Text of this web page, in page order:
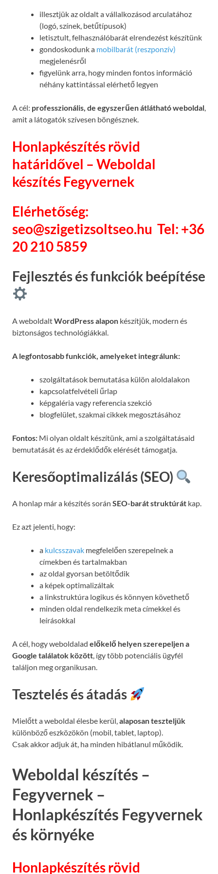
illesztjük az oldalt a vállalkozásod arculatához
(logó, színek, betűtípusok)
letisztult, felhasználóbarát elrendezést készítünk
gondoskodunk a mobilbarát (reszponzív)
megjelenésről
figyelünk arra, hogy minden fontos információ
néhány kattintással elérhető legyen
A cél: professzionális, de egyszerűen átlátható weboldal,
amit a látogatók szívesen böngésznek.
Honlapkészítés rövid
határidővel – Weboldal
készítés Fegyvernek
Elérhetőség:
seo@szigetizsoltseo.hu Tel: +36
20 210 5859
Fejlesztés és funkciók beépítése
A weboldaltWordPress alapon készítjük, modern és
biztonságos technológiákkal.
A legfontosabb funkciók, amelyeket integrálunk:
szolgáltatások bemutatása külön aloldalakon
kapcsolatfelvételi űrlap
képgaléria vagy referencia szekció
blogfelület, szakmai cikkek megosztásához
Fontos: Mi olyan oldalt készítünk, ami a szolgáltatásaid
bemutatását és az érdeklődők elérését támogatja.
Keresőoptimalizálás (SEO)
A honlap már a készítés során SEO-barát struktúrát kap.
Ez azt jelenti, hogy:
a kulcsszavak megfelelően szerepelnek a
címekben és tartalmakban
az oldal gyorsan betöltődik
a képek optimalizáltak
a linkstruktúra logikus és könnyen követhető
minden oldal rendelkezik meta címekkel és
leírásokkal
A cél, hogy weboldalad előkelő helyen szerepeljen a
Google találatok között, így több potenciális ügyfél
találjon meg organikusan.
Tesztelés és átadás
Mielőtt a weboldal élesbe kerül,alaposan teszteljük
különböző eszközökön (mobil, tablet, laptop).
Csak akkor adjuk át, ha minden hibátlanul működik.
Weboldal készítés –
Fegyvernek –
Honlapkészítés Fegyvernek
és környéke
Honlapkészítés rövid